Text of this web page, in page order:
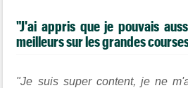
"J'ai appris que je pouvais
meilleurs sur les grandes
"Je suis super content, je ne